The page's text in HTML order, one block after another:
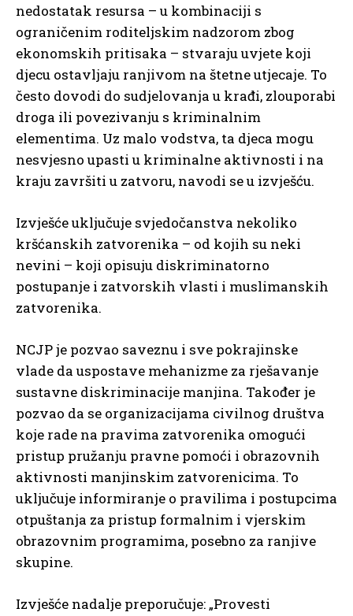
nedostatak resursa – u kombinaciji s
ograničenim roditeljskim nadzorom zbog
ekonomskih pritisaka – stvaraju uvjete koji
djecu ostavljaju ranjivom na štetne utjecaje. To
često dovodi do sudjelovanja u krađi, zlouporabi
droga ili povezivanju s kriminalnim
elementima. Uz malo vodstva, ta djeca mogu
nesvjesno upasti u kriminalne aktivnosti i na
kraju završiti u zatvoru, navodi se u izvješću.
Izvješće uključuje svjedočanstva nekoliko
kršćanskih zatvorenika – od kojih su neki
nevini – koji opisuju diskriminatorno
postupanje i zatvorskih vlasti i muslimanskih
zatvorenika.
NCJP je pozvao saveznu i sve pokrajinske
vlade da uspostave mehanizme za rješavanje
sustavne diskriminacije manjina. Također je
pozvao da se organizacijama civilnog društva
koje rade na pravima zatvorenika omogući
pristup pružanju pravne pomoći i obrazovnih
aktivnosti manjinskim zatvorenicima. To
uključuje informiranje o pravilima i postupcima
otpuštanja za pristup formalnim i vjerskim
obrazovnim programima, posebno za ranjive
skupine.
Izvješće nadalje preporučuje: „Provesti